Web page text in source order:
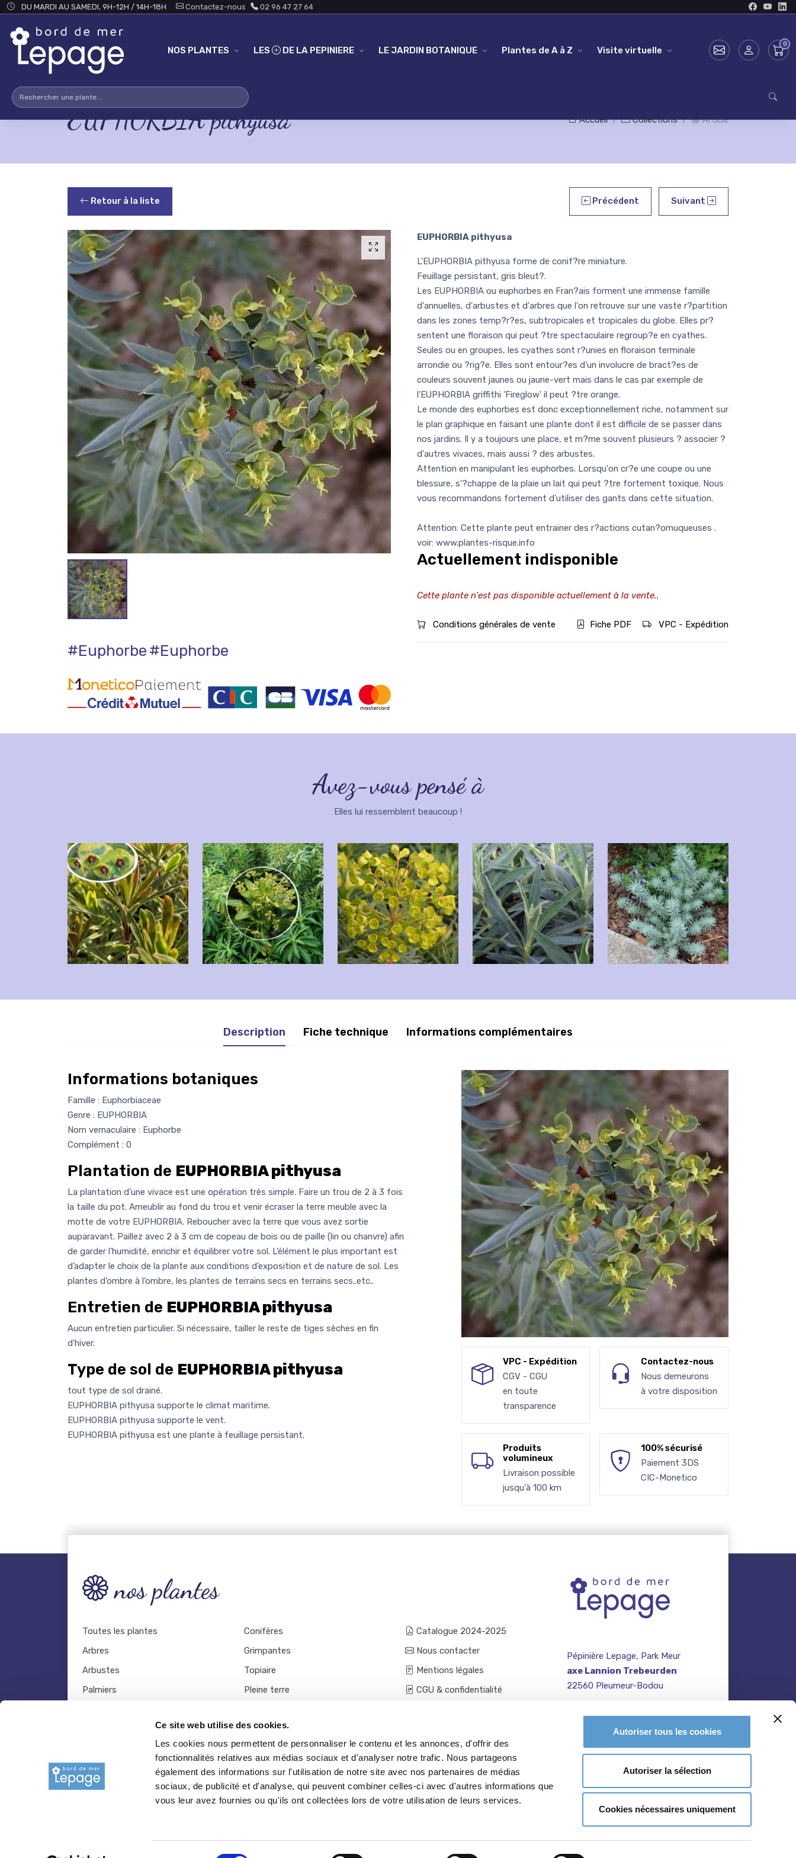
Ce site web utilise des cookies.
Les cookies nous permettent de personnaliser le contenu et les annonces, d'offrir des
fonctionnalités relatives aux médias sociaux et d'analyser notre trafic. Nous partageons
également des informations sur l'utilisation de notre site avec nos partenaires de médias
sociaux, de publicité et d'analyse, qui peuvent combiner celles-ci avec d'autres informations que
vous leur avez fournies ou qu'ils ont collectées lors de votre utilisation de leurs services.
Autoriser tous les cookies
Autoriser la sélection
Cookies nécessaires uniquement
Skip to main content
DU MARDI AU SAMEDI, 9H-12H / 14H-18H Contactez-nous 02 96 47 27 64
NOS PLANTES LES DE LA PEPINIERE LE JARDIN BOTANIQUE Plantes de A à Z Visite virtuelle
EUPHORBIA pithyusa Accueil Collections Article
Retour à la liste Précédent Suivant
#Euphorbe#Euphorbe
EUPHORBIA pithyusa
L'EUPHORBIA pithyusa forme de conif?re miniature.
Feuillage persistant, gris bleut?.
Les EUPHORBIA ou euphorbes en Fran?ais forment une immense famille
d'annuelles, d'arbustes et d'arbres que l'on retrouve sur une vaste r?partition
dans les zones temp?r?es, subtropicales et tropicales du globe. Elles pr?
sentent une floraison qui peut ?tre spectaculaire regroup?e en cyathes.
Seules ou en groupes, les cyathes sont r?unies en floraison terminale
arrondie ou ?rig?e. Elles sont entour?es d'un involucre de bract?es de
couleurs souvent jaunes ou jaune-vert mais dans le cas par exemple de
l'EUPHORBIA griffithi 'Fireglow' il peut ?tre orange.
Le monde des euphorbes est donc exceptionnellement riche, notamment sur
le plan graphique en faisant une plante dont il est difficile de se passer dans
nos jardins. Il y a toujours une place, et m?me souvent plusieurs ? associer ?
d'autres vivaces, mais aussi ? des arbustes.
Attention en manipulant les euphorbes. Lorsqu'on cr?e une coupe ou une
blessure, s'?chappe de la plaie un lait qui peut ?tre fortement toxique. Nous
vous recommandons fortement d'utiliser des gants dans cette situation.
Attention: Cette plante peut entrainer des r?actions cutan?omuqueuses .
voir: www.plantes-risque.info
Actuellement indisponible
Cette plante n'est pas disponible actuellement à la vente..
Conditions générales de vente Fiche PDF VPC - Expédition
Avez-vous pensé à
Elles lui ressemblent beaucoup !
Description Fiche technique Informations complémentaires
Informations botaniques
Famille : Euphorbiaceae
Genre : EUPHORBIA
Nom vernaculaire : Euphorbe
Complément : 0
Plantation de EUPHORBIA pithyusa
La plantation d’une vivace est une opération très simple. Faire un trou de 2 à 3 fois
la taille du pot. Ameublir au fond du trou et venir écraser la terre meuble avec la
motte de votre EUPHORBIA. Reboucher avec la terre que vous avez sortie
auparavant. Paillez avec 2 à 3 cm de copeau de bois ou de paille (lin ou chanvre) afin
de garder l'humidité, enrichir et équilibrer votre sol. L’élément le plus important est
d’adapter le choix de la plante aux conditions d’exposition et de nature de sol. Les
plantes d’ombre à l’ombre, les plantes de terrains secs en terrains secs..etc..
Entretien de EUPHORBIA pithyusa
Aucun entretien particulier. Si nécessaire, tailler le reste de tiges sèches en fin
d'hiver.
Type de sol de EUPHORBIA pithyusa
tout type de sol drainé.
EUPHORBIA pithyusa supporte le climat maritime.
EUPHORBIA pithyusa supporte le vent.
EUPHORBIA pithyusa est une plante à feuillage persistant.
VPC - Expédition
CGV - CGU
en toute
transparence
Contactez-nous
Nous demeurons
à votre disposition
Produits
volumineux
Livraison possible
jusqu'à 100 km
100% sécurisé
Paiement 3DS
CIC-Monetico
nos plantes
Toutes les plantes
Arbres
Arbustes
Palmiers
Rosiers
Conifères
Grimpantes
Topiaire
Pleine terre
Vivaces
Outils et accessoires
Catalogue 2024-2025
Nous contacter
Mentions légales
CGU & confidentialité
Pépinière Lepage, Park Meur
axe Lannion Trebeurden
22560 Pleumeur-Bodou
bretagne.fr
02 96 47 27 64
© 2026 copyright Pepiniere-bretagne.fr